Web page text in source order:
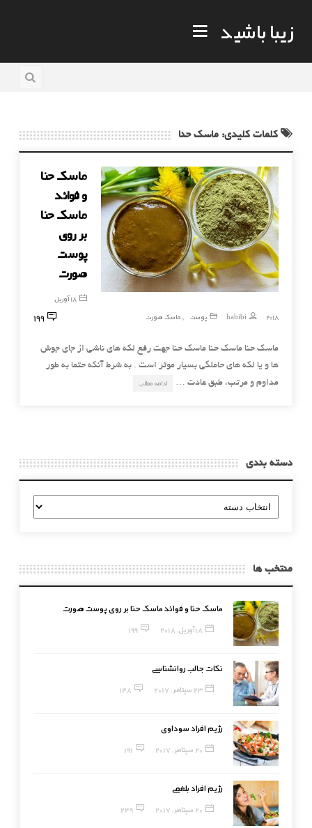
زیبا باشید
کلمات کلیدی: ماسک حنا
ماسک حنا
و فوائد
ماسک حنا
بر روی
پوست
صورت
18 آوریل,
2018
habibi پوست , ماسک صورت 199
ماسک حنا ماسک حنا ماسک حنا جهت رفع لکه های ناشی از جای جوش
ها و یا لکه های حاملگی بسیار موثر است . به شرط آنکه حتما به طور
مداوم و مرتب، طبق عادت …
ادامه مطلب
دسته بندی
دسته
بندی
منتخب ها
ماسک حنا و فوائد ماسک حنا بر روی پوست صورت
18 آوریل, 2018 199
نکات جالب روانشناسی
23 سپتامبر, 2017 148
رژیم افراد سوداوی
20 سپتامبر, 2017 191
رژیم افراد بلغمی
20 سپتامبر, 2017 249